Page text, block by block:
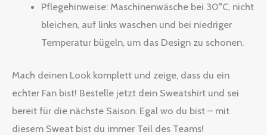
Pflegehinweise: Maschinenwäsche bei 30°C, nicht
bleichen, auf links waschen und bei niedriger
Temperatur bügeln, um das Design zu schonen.
Mach deinen Look komplett und zeige, dass du ein
echter Fan bist! Bestelle jetzt dein Sweatshirt und sei
bereit für die nächste Saison. Egal wo du bist – mit
diesem Sweat bist du immer Teil des Teams!